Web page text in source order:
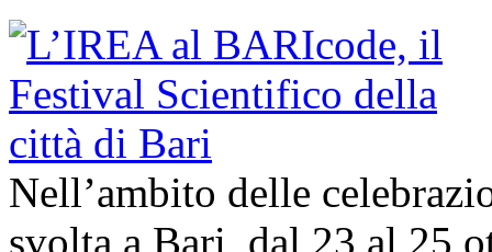
Nell’ambito delle
svolta a Bari, dal 23 al 25